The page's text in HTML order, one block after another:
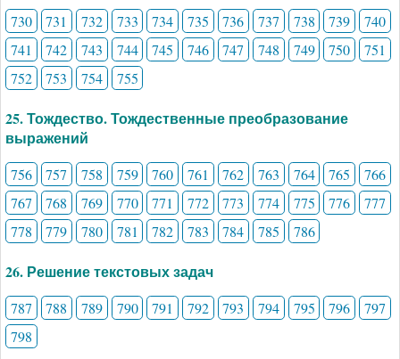
730 731 732 733 734 735 736 737 738 739
740
741
742 743 744 745 746 747 748 749 750
751
752
753 754 755
25. Тождество. Тождественные преобразование
выражений
756 757 758 759 760 761 762 763 764 765
766
767
768 769 770 771 772 773 774 775 776
777
778
779 780 781 782 783 784 785 786
26. Решение текстовых задач
787 788 789 790 791 792 793 794 795 796
797
798